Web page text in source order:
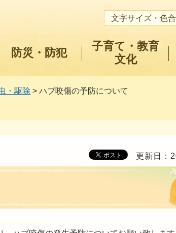
文字サイズ・色
防災・防犯
子育て・教育
文化
・駆除 > ハブ咬傷の予防について
更新日：